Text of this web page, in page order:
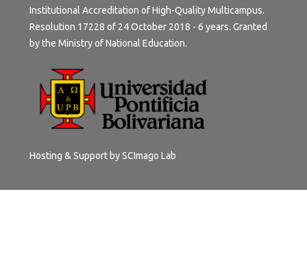
Institutional Accreditation of High-Quality Multicampus.
Resolution 17228 of 24 October 2018 - 6 years. Granted
by the Ministry of National Education.
Hosting & Support bySCImago Lab